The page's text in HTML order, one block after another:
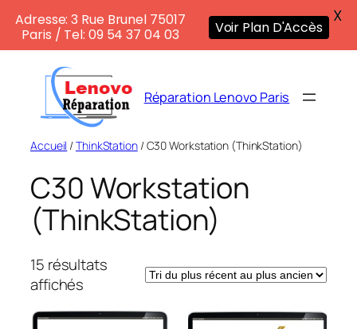
contenu
Réparation Lenovo Paris
Accueil /ThinkStation/ C30 Workstation (ThinkStation)
C30 Workstation
(ThinkStation)
15 résultats
affichés
plus
Adresse: 3 Rue Brunel 75017
Paris / Tel: 09 54 37 04 03
Voir Plan D'Accès
X